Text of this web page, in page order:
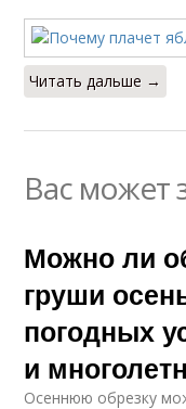
Читать дальше →
Вас может
Можно ли
груши
погодных
и
Осеннюю обрезку